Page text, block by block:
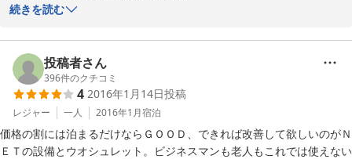
ありがとうございました
トイレがウォシュレットでなく、大変ご不便をおかけいたしまし
た。またクレジットカードでのご精算も対応しておらず、申し訳ご
ざいませんでした。
頂戴したご意見をもとに、改善してまりたいと
思っております。
またのご利用、心よりお待ちしております。
続きを読む
投稿者さん
396件のクチコミ
4 2016年1月14日投稿
レジャー 一人 2016年1月宿泊
価格の割には泊まるだけならＧＯＯＤ、できれば改善して欲しいのがＮ
ＥＴの設備とウオシュレット。ビジネスマンも老人もこれでは使えない